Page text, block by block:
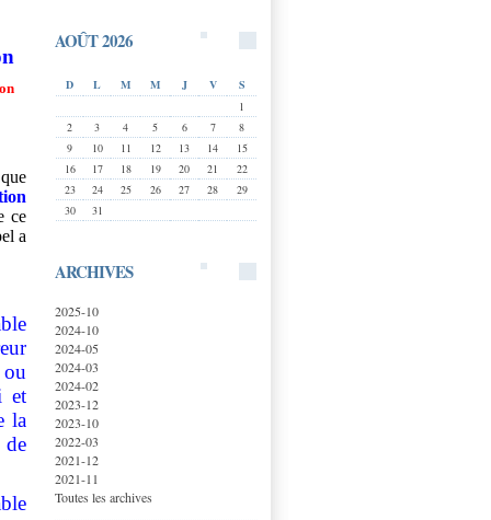
AOÛT 2026
D L M M J V
S
1
2
3 4 5 6 7
8
9
10 11 12 13 14
15
16
17 18 19 20 21
22
23
24 25 26 27 28
29
30
31
ARCHIVES
2025-10
2024-10
2024-05
2024-03
2024-02
2023-12
2023-10
2022-03
2021-12
2021-11
Toutes les archives
ce
a
et
la
de